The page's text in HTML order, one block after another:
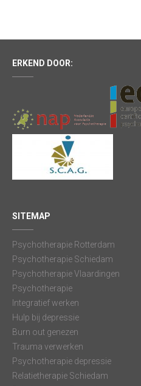
ERKEND DOOR:
SITEMAP
Psychotherapie Rotterdam
Psychotherapie Schiedam
Psychotherapie Vlaardingen
Psychotherapie
Integratief werken
Hulp bij depressie
Burn out genezen
Trauma verwerken
Psychotherapie depressie
Relatietherapie Schiedam